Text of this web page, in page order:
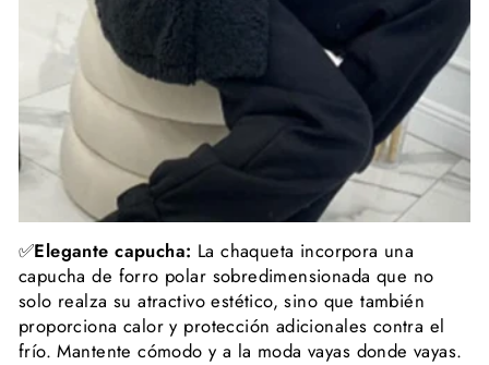
✅Elegante capucha: La chaqueta incorpora una
capucha de forro polar sobredimensionada que no
solo realza su atractivo estético, sino que también
proporciona calor y protección adicionales contra el
frío. Mantente cómodo y a la moda vayas donde vayas.